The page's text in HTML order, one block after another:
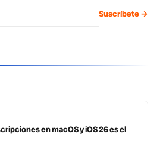
Suscríbete →
en macOS y iOS 26 es el